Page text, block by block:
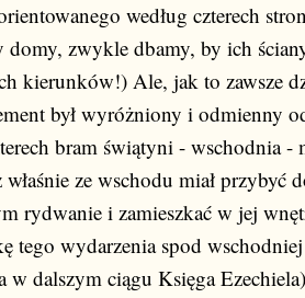
według czterech
zwykle dbamy, by ich
kierunków!) Ale, jak to zawsze
był wyróżniony i odmienny
bram świątyni - wschodnia -
ze wschodu miał przybyć
rydwanie i zamieszkać w jej
tego wydarzenia spod
dalszym ciągu Księga